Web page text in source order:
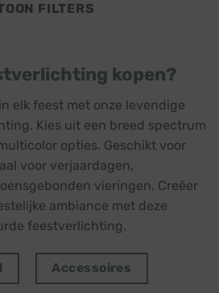
FILTERS
kopen?
elk feest met onze levendige
Kies uit een breed spectrum
opties. Geschikt voor
voor verjaardagen,
vieringen. Creëer
ambiance met deze
feestverlichting.
Accessoires